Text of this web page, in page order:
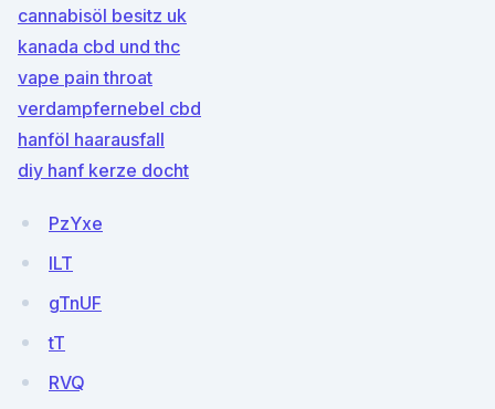
cannabisöl besitz uk
kanada cbd und thc
vape pain throat
verdampfernebel cbd
hanföl haarausfall
diy hanf kerze docht
PzYxe
ILT
gTnUF
tT
RVQ